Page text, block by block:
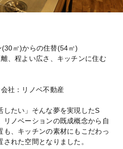
㎡)からの住替(54㎡)
、程よい広さ、キッチンに住む
社：リノベ不動産
したい」そんな夢を実現したS
ノベーションの既成概念から自
も、キッチンの素材にもこだわっ
れた空間となりました。